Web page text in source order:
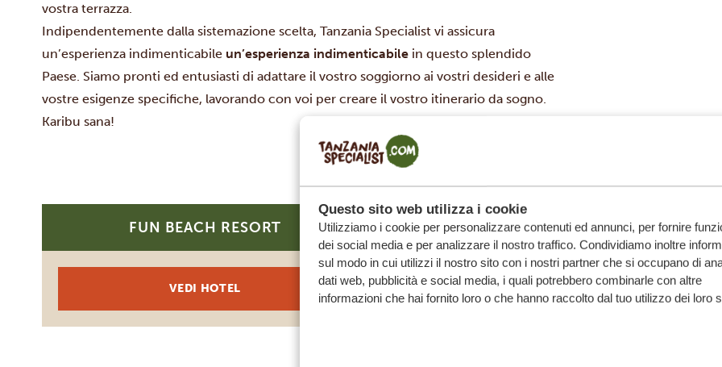
Questo sito web utilizza i cookie
Utilizziamo i cookie per personalizzare contenuti ed annunci, per fornire
dei social media e per analizzare il nostro traffico. Condividiamo inoltre
sul modo in cui utilizzi il nostro sito con i nostri partner che si occupano di
dati web, pubblicità e social media, i quali potrebbero combinarle con altre
informazioni che hai fornito loro o che hanno raccolto dal tuo utilizzo dei loro
vostra terrazza.
Indipendentemente dalla sistemazione scelta, Tanzania Specialist vi assicura
un’esperienza indimenticabile un’esperienza indimenticabile in questo splendido
Paese. Siamo pronti ed entusiasti di adattare il vostro soggiorno ai vostri desideri e alle
vostre esigenze specifiche, lavorando con voi per creare il vostro itinerario da sogno.
Karibu sana!
SILVER
FUN BEACH RESORT
VEDI HOTEL
GOLD
LEGENDARY ZANZIBAR BEACH RESORT
VEDI HOTEL